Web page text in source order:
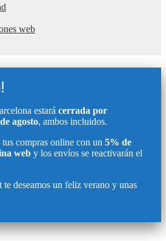
web
estará cerrada por
agosto, ambos incluidos.
compras online con un 5% de
web y los envíos se reactivarán el
deseamos un feliz verano y unas